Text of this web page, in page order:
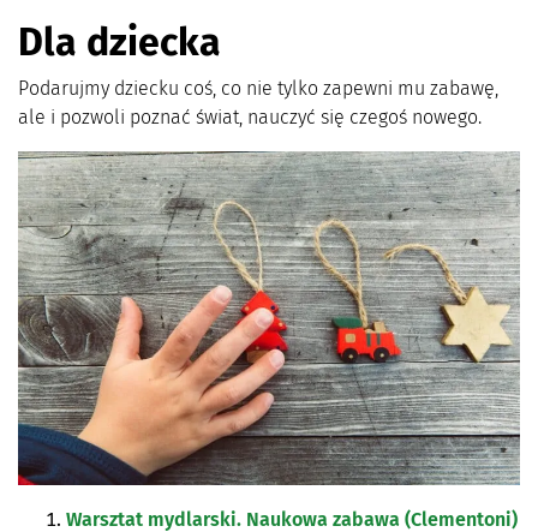
Dla dziecka
Podarujmy dziecku coś, co nie tylko zapewni mu zabawę,
ale i pozwoli poznać świat, nauczyć się czegoś nowego.
Warsztat mydlarski. Naukowa zabawa (Clementoni)